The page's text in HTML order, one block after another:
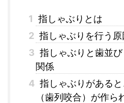
1 指しゃぶりとは
2 指しゃぶりを行う原
3 指しゃぶりと歯並
関係
4 指しゃぶりがある
（歯列咬合）が作ら